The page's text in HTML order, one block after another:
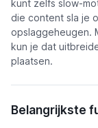
kunt zelfs slow-
die content sla je
opslaggeheugen.
kun je dat
plaatsen.
Belangrijkste